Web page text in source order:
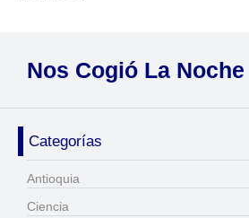
Nos Cogió La Noche
Categorías
Antioquia
Ciencia